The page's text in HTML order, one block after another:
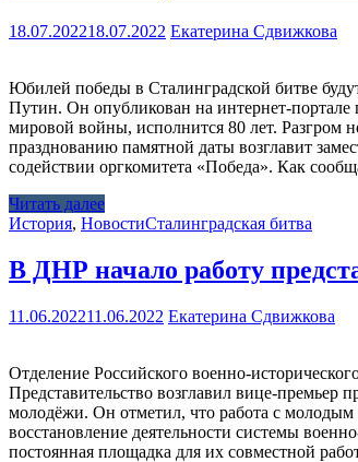
18.07.202218.07.2022 Екатерина Сдвижкова
Юбилей победы в Сталинградской битве
Путин. Он опубликован на интернет-
мировой войны, исполнится 80 лет. Разгром
празднованию памятной даты возглавит
содействии оргкомитета «Победа». Как
Читать далее
История, НовостиСталинградская битва
В ДНР начало работу
11.06.202211.06.2022 Екатерина Сдвижкова
Отделение Российского военно-
Представительство возглавил вице-
молодёжи. Он отметил, что работа с молодым
восстановление деятельности системы
постоянная площадка для их совместной